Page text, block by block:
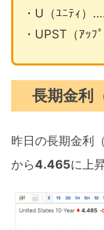
・U（ﾕﾆﾃｨ）
・UPST（ｱｯ
長期金利
昨日の長期金利
から4.465に上